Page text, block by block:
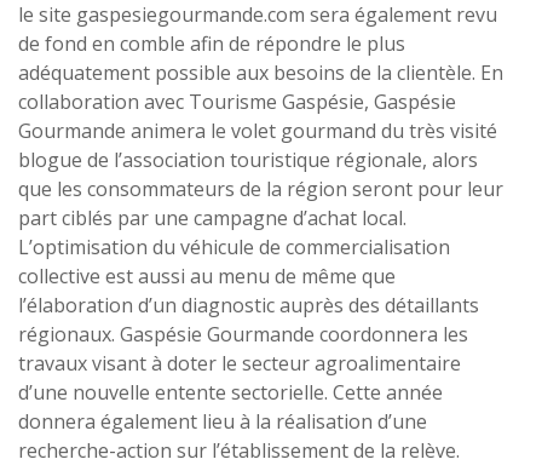
le site gaspesiegourmande.com sera également revu
de fond en comble afin de répondre le plus
adéquatement possible aux besoins de la clientèle. En
collaboration avec Tourisme Gaspésie, Gaspésie
Gourmande animera le volet gourmand du très visité
blogue de l’association touristique régionale, alors
que les consommateurs de la région seront pour leur
part ciblés par une campagne d’achat local.
L’optimisation du véhicule de commercialisation
collective est aussi au menu de même que
l’élaboration d’un diagnostic auprès des détaillants
régionaux. Gaspésie Gourmande coordonnera les
travaux visant à doter le secteur agroalimentaire
d’une nouvelle entente sectorielle. Cette année
donnera également lieu à la réalisation d’une
recherche-action sur l’établissement de la relève.